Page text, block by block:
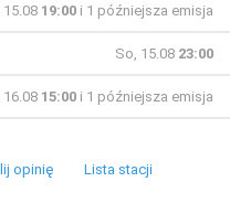
15.08 19:00 i 1 późniejsza emisja
So, 15.08 23:00
16.08 15:00 i 1 późniejsza emisja
opinię Lista stacji